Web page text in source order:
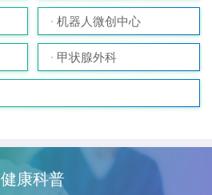
机器人微创中心
甲状腺外科
健康科普